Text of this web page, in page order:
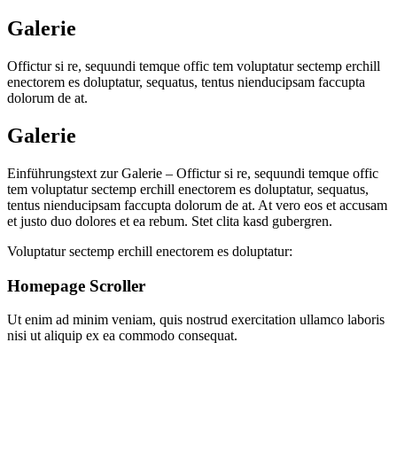
Galerie
Offictur si re, sequundi temque offic tem voluptatur sectemp erchill
enectorem es doluptatur, sequatus, tentus nienducipsam faccupta
dolorum de at.
Galerie
Einführungstext zur Galerie – Offictur si re, sequundi temque offic
tem voluptatur sectemp erchill enectorem es doluptatur, sequatus,
tentus nienducipsam faccupta dolorum de at. At vero eos et accusam
et justo duo dolores et ea rebum. Stet clita kasd gubergren.
Voluptatur sectemp erchill enectorem es doluptatur:
Homepage Scroller
Ut enim ad minim veniam, quis nostrud exercitation ullamco laboris
nisi ut aliquip ex ea commodo consequat.